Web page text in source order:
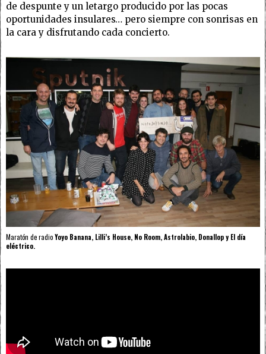
de despunte y un letargo producido por las pocas
oportunidades insulares… pero siempre con sonrisas en
la cara y disfrutando cada concierto.
Maratón de radioYoyo Banana, Lilli’s House, No Room, Astrolabio, Donallop y El día
eléctrico.